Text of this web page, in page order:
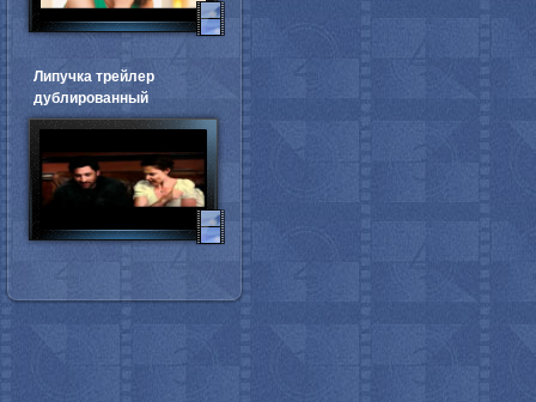
Липучка трейлер
дублированный